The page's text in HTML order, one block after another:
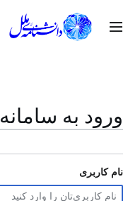
محتوااصلی
ورود به سامانه
نام کاربری